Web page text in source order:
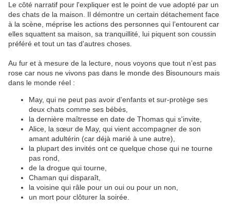
Le côté narratif pour l'expliquer est le point de vue adopté par un
des chats de la maison. Il démontre un certain détachement face
à la scène, méprise les actions des personnes qui l’entourent car
elles squattent sa maison, sa tranquillité, lui piquent son coussin
préféré et tout un tas d'autres choses.
Au fur et à mesure de la lecture, nous voyons que tout n’est pas
rose car nous ne vivons pas dans le monde des Bisounours mais
dans le monde réel :
May, qui ne peut pas avoir d’enfants et sur-protège ses
deux chats comme ses bébés,
la dernière maîtresse en date de Thomas qui s'invite,
Alice, la sœur de May, qui vient accompagner de son
amant adultérin (car déjà marié à une autre),
la plupart des invités ont ce quelque chose qui ne tourne
pas rond,
de la drogue qui tourne,
Chaman qui disparaît,
la voisine qui râle pour un oui ou pour un non,
un mort pour clôturer la soirée.